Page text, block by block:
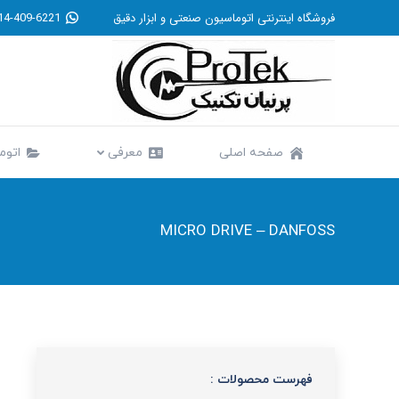
فروشگاه اینترنتی اتوماسیون صنعتی و ابزار دقیق 409-6221
صفحه اصلی معرفی
MICRO DRIVE – DANFOSS
فهرست محصولات :
صفحه اصلی معرفی